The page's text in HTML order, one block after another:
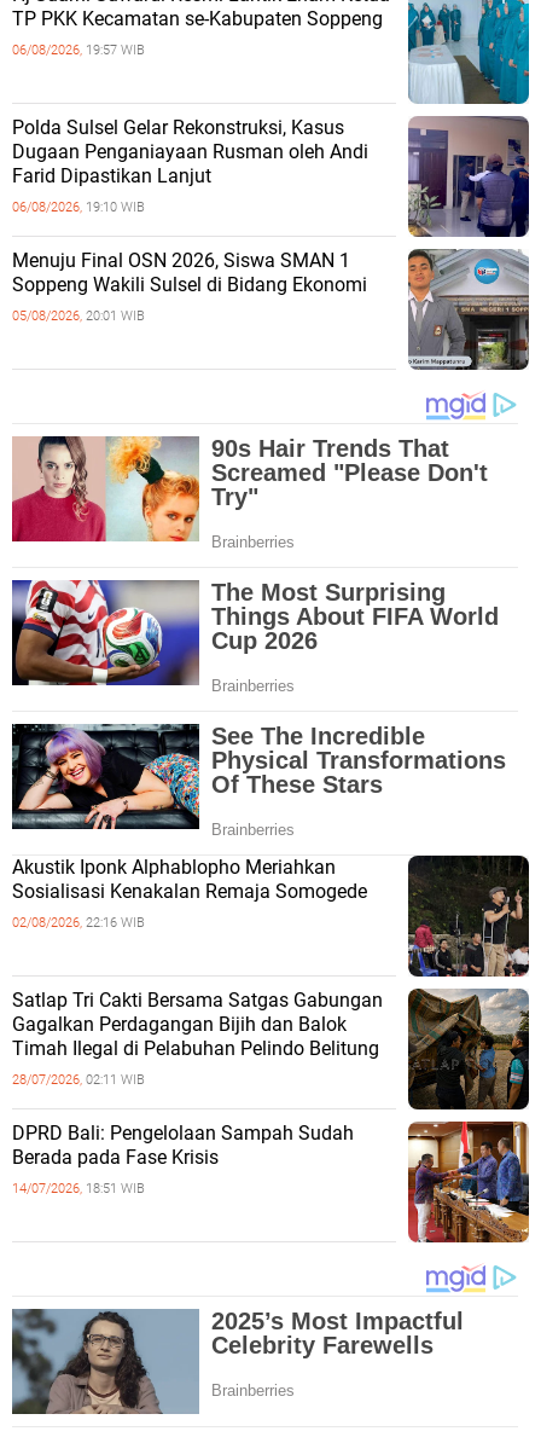
TP PKK Kecamatan se-Kabupaten Soppeng
06/08/2026, 19:57 WIB
Polda Sulsel Gelar Rekonstruksi, Kasus
Dugaan Penganiayaan Rusman oleh Andi
Farid Dipastikan Lanjut
06/08/2026, 19:10 WIB
Menuju Final OSN 2026, Siswa SMAN 1
Soppeng Wakili Sulsel di Bidang Ekonomi
05/08/2026, 20:01 WIB
Akustik Iponk Alphablopho Meriahkan
Sosialisasi Kenakalan Remaja Somogede
02/08/2026, 22:16 WIB
Satlap Tri Cakti Bersama Satgas Gabungan
Gagalkan Perdagangan Bijih dan Balok
Timah Ilegal di Pelabuhan Pelindo Belitung
28/07/2026, 02:11 WIB
DPRD Bali: Pengelolaan Sampah Sudah
Berada pada Fase Krisis
14/07/2026, 18:51 WIB